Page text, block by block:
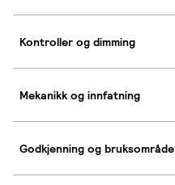
Kontroller og dimming
Mekanikk og innfatning
Godkjenning og bruksområde